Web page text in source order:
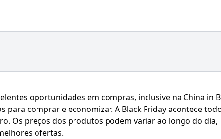
oportunidades em compras, inclusive na China in
para comprar e economizar. A Black Friday acontece
Os preços dos produtos podem variar ao longo do dia,
ofertas.